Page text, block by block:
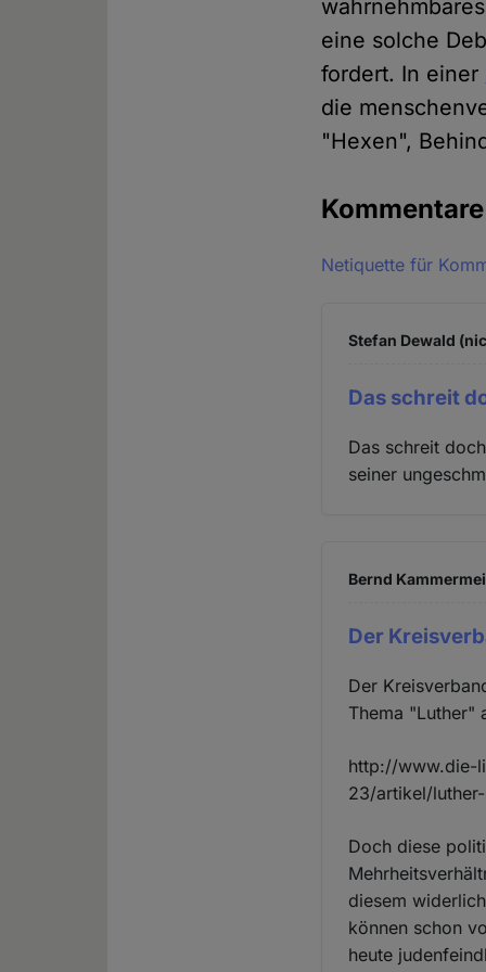
eine solche
fordert. In einer
die
"Hexen",
Kommentare
Netiquette für
Stefan Dewald
Das schreit
Das schreit
seiner
Bernd
Der
Der
Thema "Luther"
http://www.die-
23/artikel/
Doch diese
diesem
können schon
heute